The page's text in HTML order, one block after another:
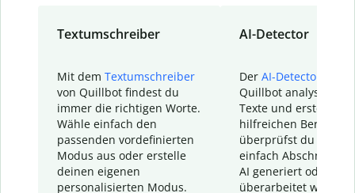
Textumschreiber
Mit dem Textumschreiber
von Quillbot findest du
immer die richtigen Worte.
Wähle einfach den
passenden vordefinierten
Modus aus oder erstelle
deinen eigenen
personalisierten Modus.
AI-Detector
Der AI-Detector
Quillbot analysiert
Texte und erstellt
hilfreichen Bericht.
überprüfst du
einfach Abschnitte,
AI generiert oder
überarbeitet wurden.